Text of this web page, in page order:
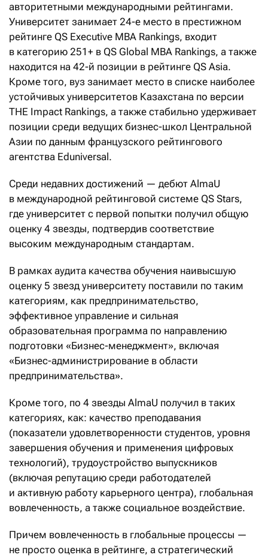
авторитетными международными рейтингами.
Университет занимает 24-е место в престижном
рейтинге QS Executive MBA Rankings, входит
в категорию 251+ в QS Global MBA Rankings, а также
находится на 42-й позиции в рейтинге QS Asia.
Кроме того, вуз занимает место в списке наиболее
устойчивых университетов Казахстана по версии
THE Impact Rankings, а также стабильно удерживает
позиции среди ведущих бизнес-школ Центральной
Азии по данным французского рейтингового
агентства Eduniversal.
Среди недавних достижений — дебют AlmaU
в международной рейтинговой системе QS Stars,
где университет с первой попытки получил общую
оценку 4 звезды, подтвердив соответствие
высоким международным стандартам.
В рамках аудита качества обучения наивысшую
оценку 5 звезд университету поставили по таким
категориям, как предпринимательство,
эффективное управление и сильная
образовательная программа по направлению
подготовки «Бизнес-менеджмент», включая
«Бизнес-администрирование в области
предпринимательства».
Кроме того, по 4 звезды AlmaU получил в таких
категориях, как: качество преподавания
(показатели удовлетворенности студентов, уровня
завершения обучения и применения цифровых
технологий), трудоустройство выпускников
(включая репутацию среди работодателей
и активную работу карьерного центра), глобальная
вовлеченность, а также социальное воздействие.
Причем вовлеченность в глобальные процессы —
не просто оценка в рейтинге, а стратегический